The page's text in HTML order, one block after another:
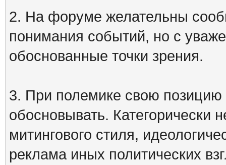
2. На форуме желательны
понимания событий, но с
обоснованные точки зрения.
3. При полемике свою
обосновывать. Категорически
митингового стиля,
реклама иных политических